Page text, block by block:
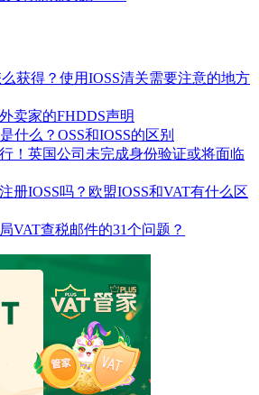
获得？使用IOSS清关需要注意的地方
卖家的FHDDS声明
什么？OSS和IOSS的区别
！英国公司未完成身份验证或将面临
册IOSS吗？欧盟IOSS和VAT有什么区
VAT查税邮件的31个问题？